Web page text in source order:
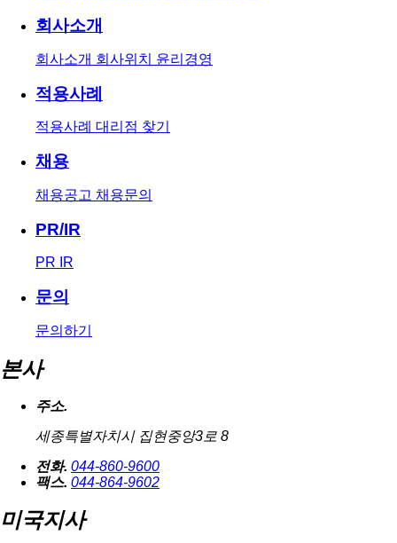
회사소개
회사소개 회사위치 윤리경영
적용사례
적용사례 대리점 찾기
채용
채용공고 채용문의
PR/IR
PR IR
문의
문의하기
본사
주소.
세종특별자치시 집현중앙3로 8
전화. 044-860-9600
팩스. 044-864-9602
미국지사